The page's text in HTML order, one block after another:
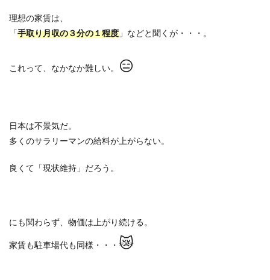
理想の家賃は、
「手取り月収の３分の１程度 」などと聞くが・・・。
これって、なかなか難しい。 😑
日本は不景気だ。
多くのサラリーマンの給料が上がらない。
良くて「現状維持」だろう。
にも関わらず、物価は上がり続ける。
家賃も駐車場代も同様・・・ 😿